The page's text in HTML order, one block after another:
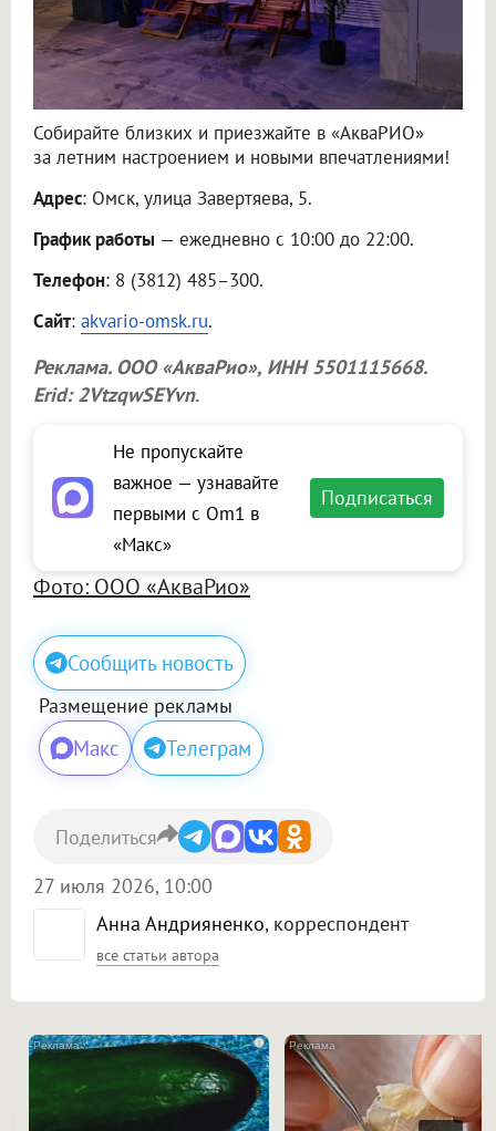
Собирайте близких и приезжайте в «АкваРИО»
за летним настроением и новыми впечатлениями!
Адрес: Омск, улица Завертяева, 5.
График работы — ежедневно с 10:00 до 22:00.
Телефон: 8 (3812) 485–300.
Сайт: akvario-omsk.ru.
Реклама. ООО «АкваРио», ИНН 5501115668.
Erid: 2VtzqwSEYvn.
Не пропускайте
важное — узнавайте
первыми с Om1 в
«Макс»
Подписаться
Фото: ООО «АкваРио»
Сообщить новость
Размещение рекламы
Макс Телеграм
Анна Андрияненко, корреспондент
все статьи автора
27 июля 2026, 10:00
Поделиться
i